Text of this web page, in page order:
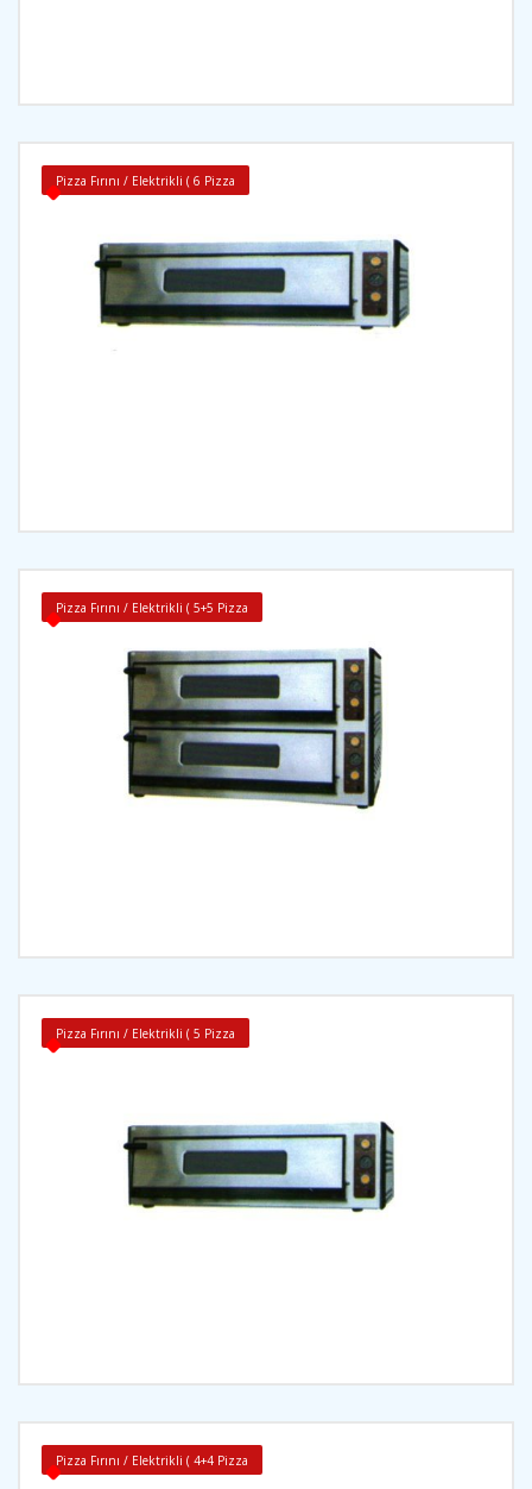
Pizza Fırını / Elektrikli ( 6 Pizza
Pizza Fırını / Elektrikli ( 5+5 Pizza
Pizza Fırını / Elektrikli ( 5 Pizza
Pizza Fırını / Elektrikli ( 4+4 Pizza